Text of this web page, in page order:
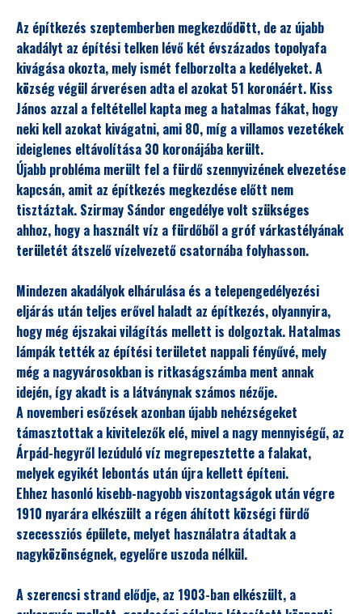
Az építkezés szeptemberben megkezdődött, de az újabb
akadályt az építési telken lévő két évszázados topolyafa
kivágása okozta, mely ismét felborzolta a kedélyeket. A
község végül árverésen adta el azokat 51 koronáért. Kiss
János azzal a feltétellel kapta meg a hatalmas fákat, hogy
neki kell azokat kivágatni, ami 80, míg a villamos vezetékek
ideiglenes eltávolítása 30 koronájába került.
Újabb probléma merült fel a fürdő szennyvizének elvezetése
kapcsán, amit az építkezés megkezdése előtt nem
tisztáztak. Szirmay Sándor engedélye volt szükséges
ahhoz, hogy a használt víz a fürdőből a gróf várkastélyának
területét átszelő vízelvezető csatornába folyhasson.
Mindezen akadályok elhárulása és a telepengedélyezési
eljárás után teljes erővel haladt az építkezés, olyannyira,
hogy még éjszakai világítás mellett is dolgoztak. Hatalmas
lámpák tették az építési területet nappali fényűvé, mely
még a nagyvárosokban is ritkaságszámba ment annak
idején, így akadt is a látványnak számos nézője.
A novemberi esőzések azonban újabb nehézségeket
támasztottak a kivitelezők elé, mivel a nagy mennyiségű, az
Árpád-hegyről lezúduló víz megrepesztette a falakat,
melyek egyikét lebontás után újra kellett építeni.
Ehhez hasonló kisebb-nagyobb viszontagságok után végre
1910 nyarára elkészült a régen áhított községi fürdő
szecessziós épülete, melyet használatra átadtak a
nagyközönségnek, egyelőre uszoda nélkül.
A szerencsi strand elődje, az 1903-ban elkészült, a